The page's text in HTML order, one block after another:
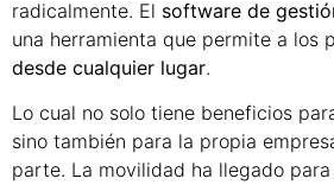
radicalmente. El software de
una herramienta que permite a los
desde cualquier lugar.
Lo cual no solo tiene beneficios
sino también para la propia
parte. La movilidad ha llegado